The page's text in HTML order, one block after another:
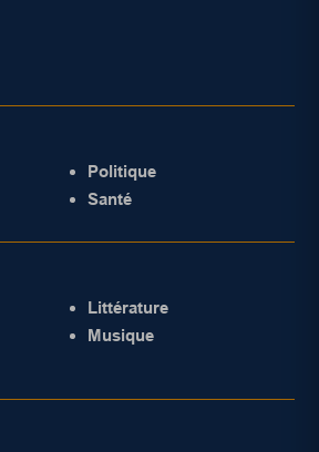
Politique
Santé
Littérature
Musique